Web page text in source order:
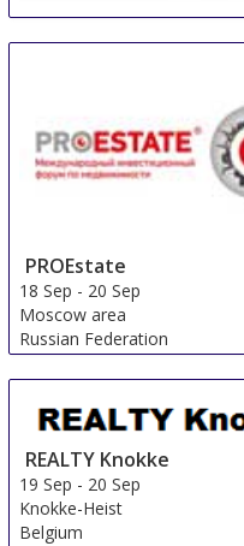
PROEstate
18 Sep - 20 Sep
Moscow area
Russian Federation
REALTY Knokke
19 Sep - 20 Sep
Knokke-Heist
Belgium